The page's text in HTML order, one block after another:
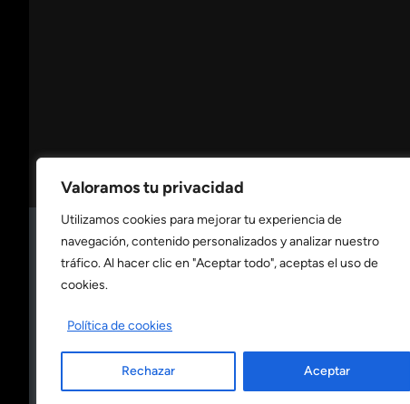
Valoramos tu privacidad
Utilizamos cookies para mejorar tu experiencia de
navegación, contenido personalizados y analizar nuestro
tráfico. Al hacer clic en "Aceptar todo", aceptas el uso de
cookies.
Política de cookies
Rechazar Aceptar
Consulta nuestrapolítica de privacidad